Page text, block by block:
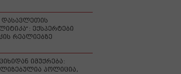
დასავლეთის
ექსპერტები
რეალიებზე
იმუქრება:
პოლიცია,